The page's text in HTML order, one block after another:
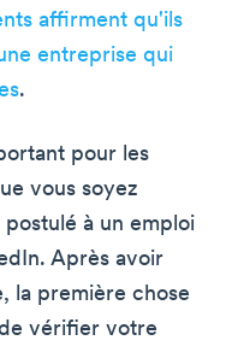
affirment qu'ils
entreprise qui
.
pour les
vous soyez
à un emploi
Après avoir
la première chose
vérifier votre